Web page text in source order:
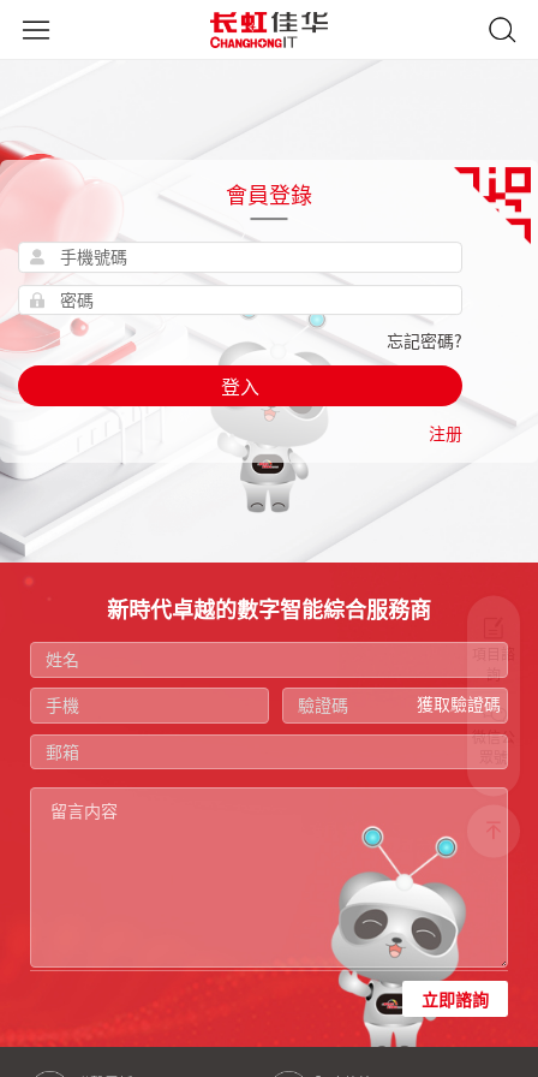
會員登錄
忘記密碼?
登入
注册
詢
微信公
新時代卓越的數字智能綜合服務商
獲取驗證碼
立即諮詢